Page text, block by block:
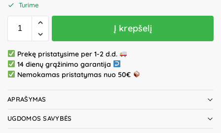
Turime
Į krepšelį
Prekę pristatysime per 1-2 d.d.
14 dienų grąžinimo garantija
Nemokamas pristatymas nuo 50€
APRAŠYMAS
UGDOMOS SAVYBĖS